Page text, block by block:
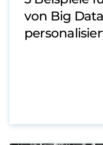
von Big